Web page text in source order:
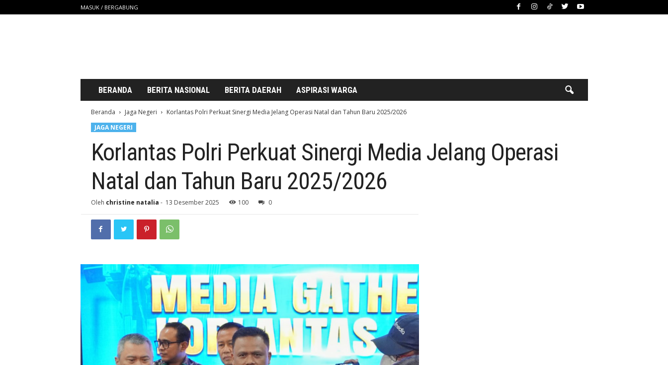
MASUK / BERGABUNG
BERANDA BERITA NASIONAL BERITA DAERAH ASPIRASI WARGA
Beranda Jaga Negeri
Korlantas Polri Perkuat Sinergi Media Jelang Operasi Natal dan Tahun Baru 2025/2026
JAGA NEGERI
Korlantas Polri Perkuat Sinergi Media Jelang Operasi
Natal dan Tahun Baru 2025/2026
Oleh christine natalia - 13 Desember 2025 100 0